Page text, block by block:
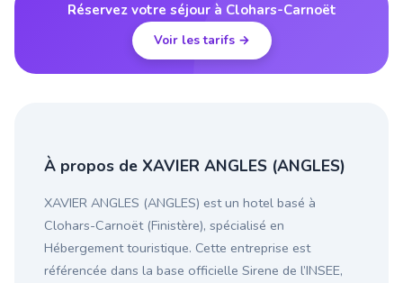
Réservez votre séjour à Clohars-Carnoët
Voir les tarifs →
À propos de XAVIER ANGLES (ANGLES)
XAVIER ANGLES (ANGLES) est un hotel basé à
Clohars-Carnoët (Finistère), spécialisé en
Hébergement touristique. Cette entreprise est
référencée dans la base officielle Sirene de l’INSEE,